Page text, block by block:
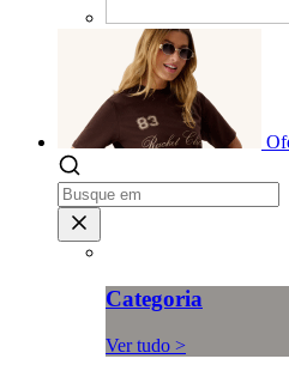
Categoria
Ver tudo >